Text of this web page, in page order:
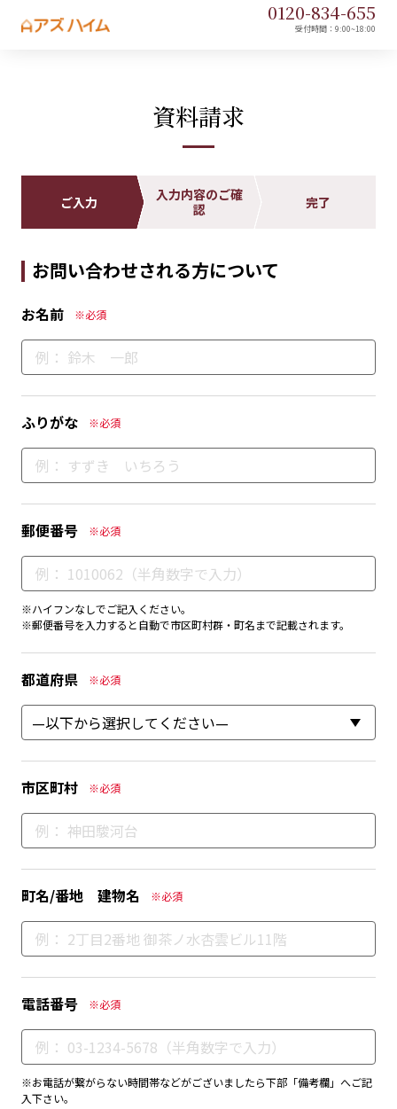
0120-834-655
受付時間：9:00~18:00
資料請求
ご入力
入力内容のご確
認
完了
お問い合わせされる方について
お名前 ※必須
ふりがな ※必須
郵便番号 ※必須
※ハイフンなしでご記入ください。
※郵便番号を入力すると自動で市区町村群・町名まで記載されます。
都道府県 ※必須
市区町村 ※必須
町名/番地 建物名 ※必須
電話番号 ※必須
※お電話が繋がらない時間帯などがございましたら下部「備考欄」へご記
入下さい。